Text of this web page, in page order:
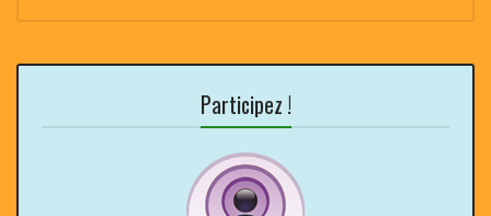
Participez !